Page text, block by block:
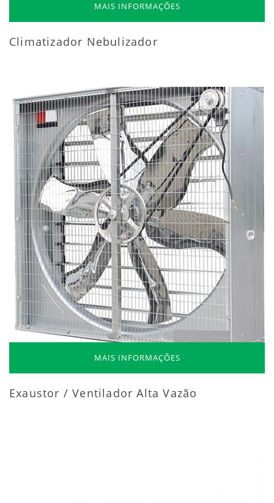
MAIS INFORMAÇÕES
Climatizador Nebulizador
MAIS INFORMAÇÕES
Exaustor / Ventilador Alta Vazão